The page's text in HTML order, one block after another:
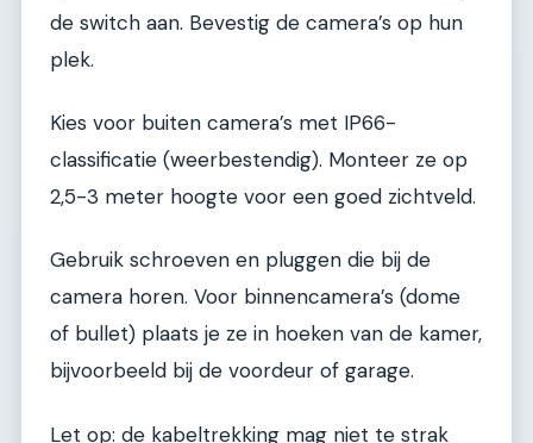
de switch aan. Bevestig de camera’s op hun
plek.
Kies voor buiten camera’s met IP66-
classificatie (weerbestendig). Monteer ze op
2,5-3 meter hoogte voor een goed zichtveld.
Gebruik schroeven en pluggen die bij de
camera horen. Voor binnencamera’s (dome
of bullet) plaats je ze in hoeken van de kamer,
bijvoorbeeld bij de voordeur of garage.
Let op: de kabeltrekking mag niet te strak